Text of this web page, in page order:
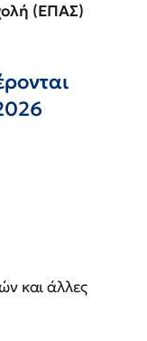
(ΕΠΑΣ)
και άλλες